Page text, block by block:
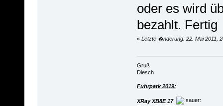
oder es wird
bezahlt. Fertig
« Letzte �nderung: 22. Mai 2011,
Gruß
Diesch
Fuhrpark 2019:
XRay XB8E 17